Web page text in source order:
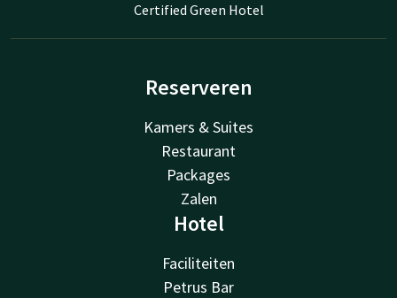
Certified Green Hotel
Reserveren
Kamers & Suites
Restaurant
Packages
Zalen
Hotel
Faciliteiten
Petrus Bar